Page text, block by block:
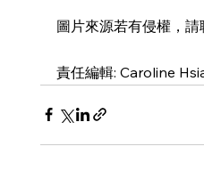
圖片來源若有侵權，請
責任編輯: Caroline